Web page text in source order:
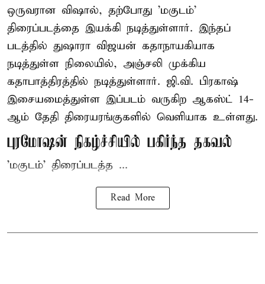
ஒருவரான விஷால், தற்போது 'மகுடம்'
திரைப்படத்தை இயக்கி நடித்துள்ளார். இந்தப்
படத்தில் துஷாரா விஜயன் கதாநாயகியாக
நடித்துள்ள நிலையில், அஞ்சலி முக்கிய
கதாபாத்திரத்தில் நடித்துள்ளார். ஜி.வி. பிரகாஷ்
இசையமைத்துள்ள இப்படம் வருகிற ஆகஸ்ட் 14-
ஆம் தேதி திரையரங்குகளில் வெளியாக உள்ளது.
புரமோஷன் நிகழ்ச்சியில் பகிர்ந்த தகவல்
'மகுடம்' திரைப்படத்த ...
Read More